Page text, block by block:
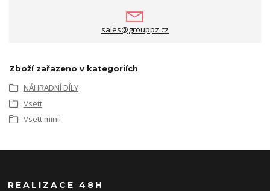
sales@grouppz.cz
Zboží zařazeno v kategoriích
NÁHRADNÍ DÍLY
Vsett
Vsett mini
REALIZACE 48H